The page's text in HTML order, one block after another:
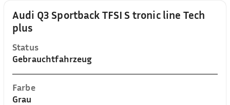
Audi Q3 Sportback TFSI S tronic line Tech
plus
Status
Gebrauchtfahrzeug
Farbe
Grau